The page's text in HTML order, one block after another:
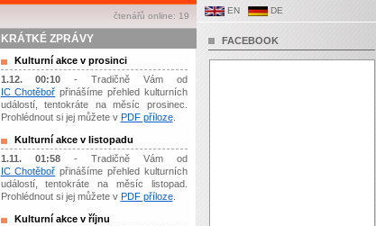
čtenářů online: 19
KRÁTKÉ ZPRÁVY
Kulturní akce v prosinci
1.12. 00:10 - Tradičně Vám od
IC Chotěboř přinášíme přehled kulturních
událostí, tentokráte na měsíc prosinec.
Prohlédnout si jej můžete v PDF příloze.
Kulturní akce v listopadu
1.11. 01:58- Tradičně Vám od
IC Chotěboř přinášíme přehled kulturních
událostí, tentokráte na měsíc listopad.
Prohlédnout si jej můžete v PDF příloze.
Kulturní akce v říjnu
EN DE
FACEBOOK